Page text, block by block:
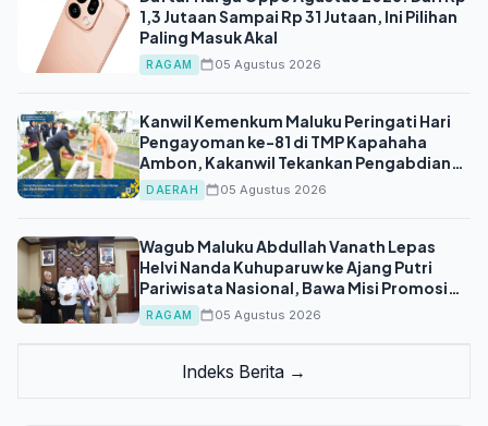
1,3 Jutaan Sampai Rp 31 Jutaan, Ini Pilihan
Paling Masuk Akal
RAGAM 05 Agustus 2026
Kanwil Kemenkum Maluku Peringati Hari
Pengayoman ke-81 di TMP Kapahaha
Ambon, Kakanwil Tekankan Pengabdian
Aparatur
DAERAH 05 Agustus 2026
Wagub Maluku Abdullah Vanath Lepas
Helvi Nanda Kuhuparuw ke Ajang Putri
Pariwisata Nasional, Bawa Misi Promosi
Kepulauan Banda
RAGAM 05 Agustus 2026
Indeks Berita →